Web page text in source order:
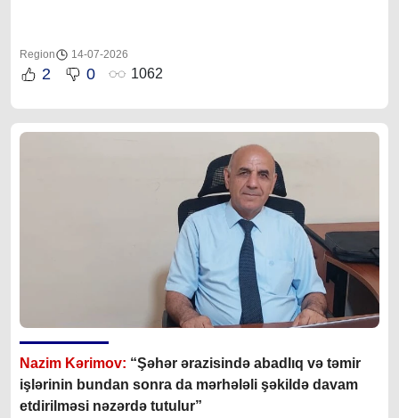
Region 14-07-2026
2 0 1062
Nazim Kərimov: “Şəhər ərazisində abadlıq və təmir
işlərinin bundan sonra da mərhələli şəkildə davam
etdirilməsi nəzərdə tutulur”